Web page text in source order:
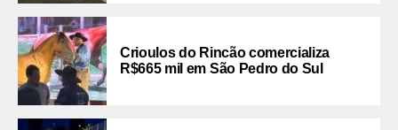
Crioulos do Rincão comercializa
R$665 mil em São Pedro do Sul